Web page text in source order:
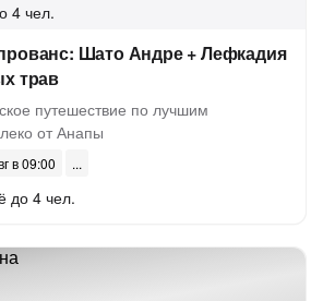
4 чел.
Шато Андре + Лефкадия
трав
путешествие по лучшим
от Анапы
в 09:00
до 4 чел.